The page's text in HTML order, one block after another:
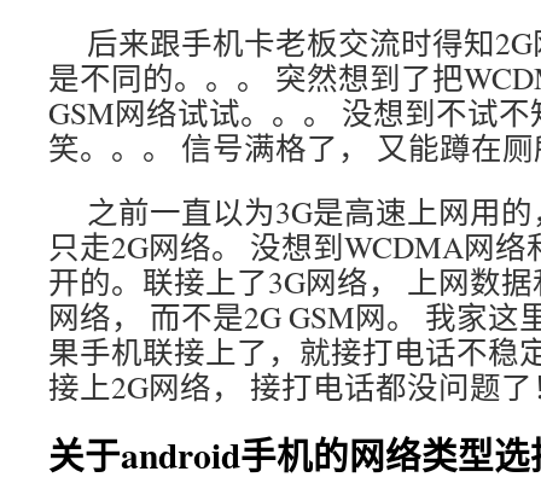
后来跟手机卡老板交流时得知
是不同的。。。 突然想到了把
GSM网络试试。。。 没想到不试
笑。。。 信号满格了， 又能蹲在
之前一直以为3G是高速上网用
只走2G网络。 没想到WCDMA网
开的。联接上了3G网络， 上网数
网络， 而不是2G GSM网。 我家这
果手机联接上了，就接打电话不稳
接上2G网络， 接打电话都没问题了
关于android手机的网络类型